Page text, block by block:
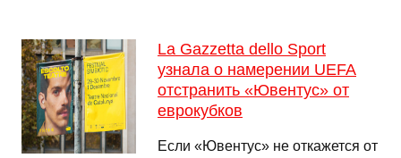
La Gazzetta dello Sport
узнала о намерении UEFA
отстранить «Ювентус» от
еврокубков
Если «Ювентус» не откажется от